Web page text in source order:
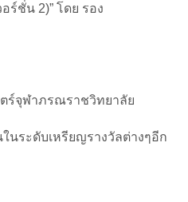
ร์ชั่น 2)” โดย รอง
ตร์จุฬาภรณราชวิทยาลัย
นระดับเหรียญรางวัลต่างๆอีก